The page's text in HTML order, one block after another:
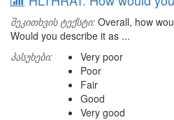
შეკითხვის ტექსტი: Overall, how
Would you describe it as ...
პასუხები:
Very poor
Poor
Fair
Good
Very good